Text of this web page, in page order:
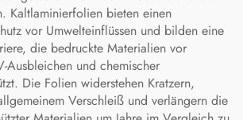
Kaltlaminierfolien bieten einen
vor Umwelteinflüssen und bilden eine
die bedruckte Materialien vor
Ausbleichen und chemischer
Die Folien widerstehen Kratzern,
Verschleiß und verlängern die